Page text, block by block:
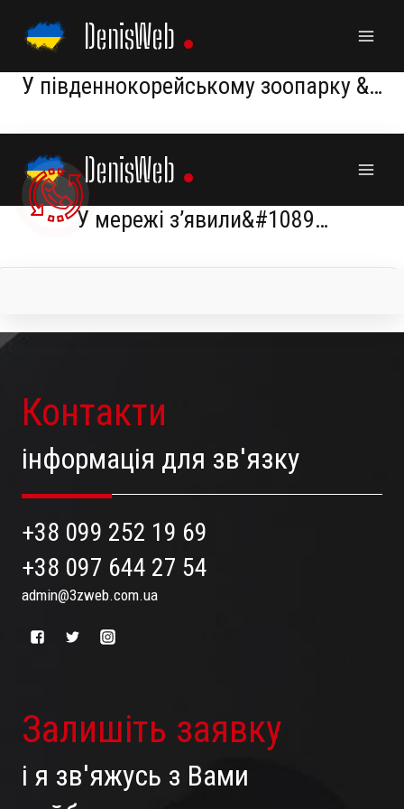
content
DenisWeb
У південнокорейському зоопарку &…
Контакти
інформація для зв'язку
+38 099 252 19 69
+38 097 644 27 54
admin@3zweb.com.ua
Залишіть заявку
і я зв'яжусь з Вами